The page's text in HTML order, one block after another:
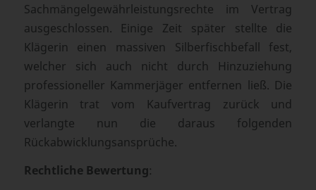
Sachmängelgewährleistungsrechte im Vertrag
ausgeschlossen. Einige Zeit später stellte die
Klägerin einen massiven Silberfischbefall fest,
welcher sich auch nicht durch Hinzuziehung
professioneller Kammerjäger entfernen ließ. Die
Klägerin trat vom Kaufvertrag zurück und
verlangte nun die daraus folgenden
Rückabwicklungsansprüche.
Rechtliche Bewertung: